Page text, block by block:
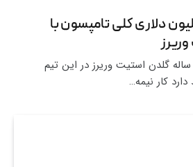
نهایی ۱۹۰ میلیون دلاری کلی تامپسون با
کلی تامپسون ، ستاره ۲۹ ساله گلدن استیت وریرز در این تیم
کار نیمه…